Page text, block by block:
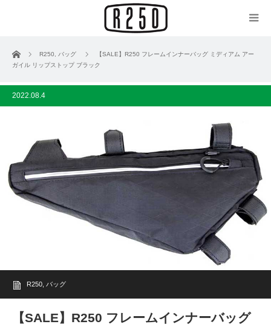
ホーム R250 バッグ
【SALE】R250 フレームインナーバッグ ミディアム アー
ガイル リップストップ ブラック
2022.08.4
R250 バッグ
【SALE】R250 フレームインナーバッグ